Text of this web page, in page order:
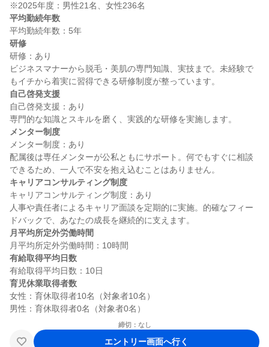
平均勤続年数
研修
研修：あり
ビジネスマナーから脱毛・美肌の専門知識、実技まで。未経験で
自己啓発支援
自己啓発支援：あり
メンター制度
メンター制度：あり
配属後は専任メンターが公私ともにサポート。何でもすぐに相談
キャリアコンサルティング制度
キャリアコンサルティング制度：あり
人事や責任者によるキャリア面談を定期的に実施。的確なフィー
月平均所定外労働時間
有給取得平均日数
育児休業取得者数
女性：育休取得者10名（対象者10名）
締切：なし
エントリー画面へ行く